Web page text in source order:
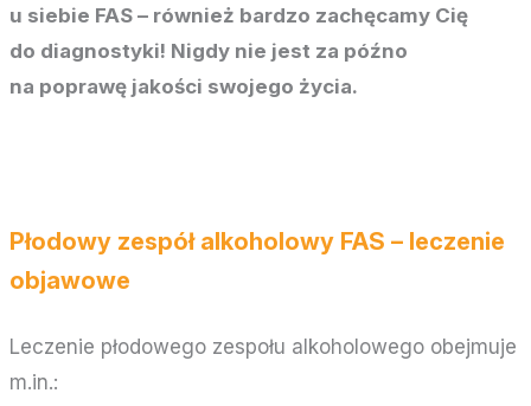
u siebie FAS – również bardzo zachęcamy Cię
do diagnostyki! Nigdy nie jest za późno
na poprawę jakości swojego życia.
Płodowy zespół alkoholowy FAS – leczenie
objawowe
Leczenie płodowego zespołu alkoholowego obejmuje
m.in.: